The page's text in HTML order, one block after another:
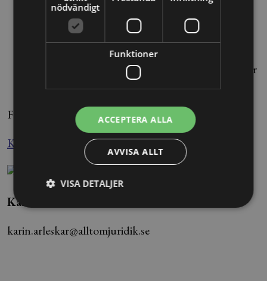
ett mer konkret sätt ersätta den faktiska
ekonomiska förlust som den anställde lidit på
grund av felaktigheten från arbetsgivarens sida.
Ofta är detta en summa som går att räkna ut mer
eller mindre exakt.
Foto: Stina Stjernkvist/TT
Källa: Nyhetsbyrån Blendow Lexnova
Karin Arleskär
karin.arleskar@alltomjuridik.se
nödvändigt
Funktioner
ACCEPTERA ALLA
AVVISA ALLT
VISA DETALJER